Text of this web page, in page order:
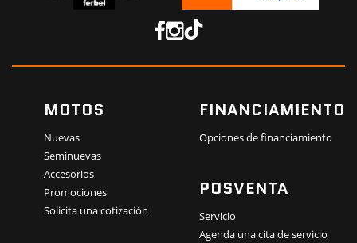
MOTOS
Nuevas
Seminuevas
Accesorios
Promociones
Solicita una cotización
FINANCIAMIENTO
Opciones de financiamiento
POSVENTA
Servicio
Agenda una cita de servicio